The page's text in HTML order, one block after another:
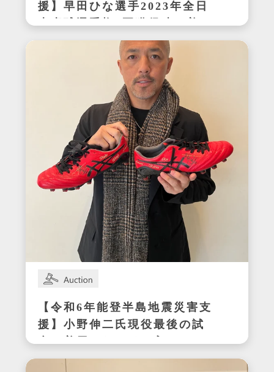
援】早田ひな選手2023年全日
本卓球選手権3冠獲得時の着用
サイン入りセットアップ
【令和6年能登半島地震災害支
援】小野伸二氏現役最後の試
合で着用したサイン入りスパ
イク